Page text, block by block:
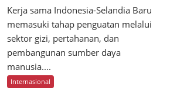
Kerja sama Indonesia-Selandia Baru
memasuki tahap penguatan melalui
sektor gizi, pertahanan, dan
pembangunan sumber daya
manusia....
Internasional